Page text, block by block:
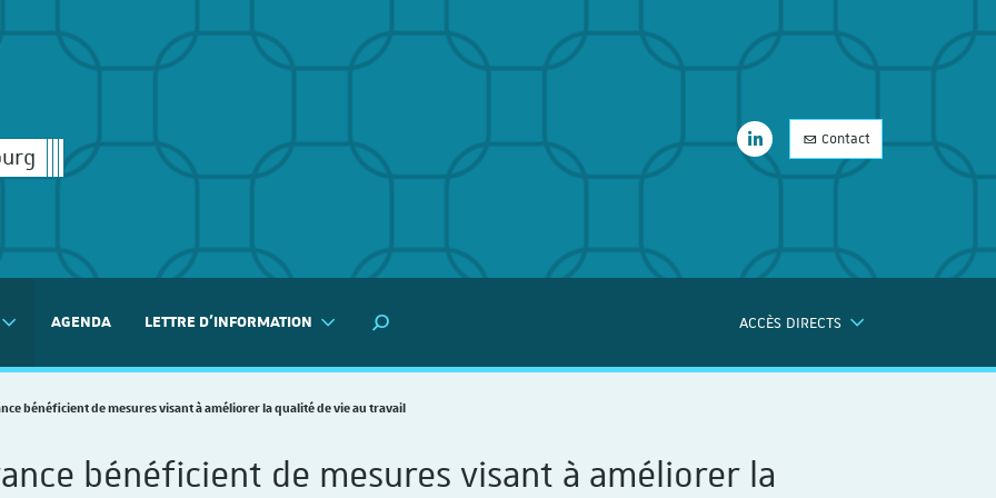
LinkedIn
Contact
AGENDA LETTRE D'INFORMATION
MOTEUR DE RECHERCHE
ACCÈS DIRECTS
LinkedIn
bénéficient de mesures visant à améliorer la qualité de vie au travail
bénéficient de mesures visant à améliorer la